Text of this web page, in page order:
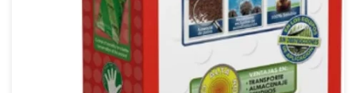
la colaboración, potenciando la calidad organoléptica. Producto
especial de alta especificidad, que promueve el engorde y
maduración de los frutos. Mejora […]